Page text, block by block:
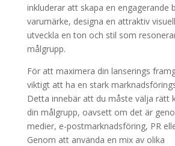
inkluderar att skapa en engagerande
varumärke, designa en attraktiv
utveckla en ton och stil som
målgrupp.
För att maximera din lanserings
viktigt att ha en stark
Detta innebär att du måste välja rätt
din målgrupp, oavsett om det är
medier, e-postmarknadsföring, PR
Genom att använda en mix av olika